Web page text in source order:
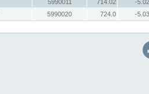
5990011 714.02
-
5990020 724.0 -